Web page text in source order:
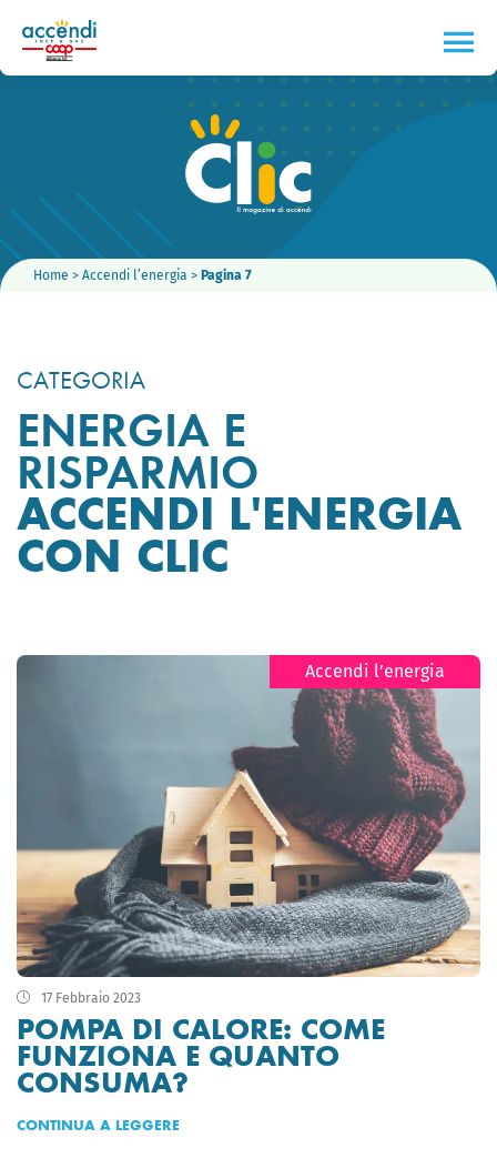
Home > Accendi l’energia > Pagina 7
CATEGORIA
ENERGIA E
RISPARMIO
ACCENDI L'ENERGIA
CON CLIC
Accendi l’energia
17 Febbraio 2023
POMPA DI CALORE: COME
FUNZIONA E QUANTO
CONSUMA?
CONTINUA A LEGGERE